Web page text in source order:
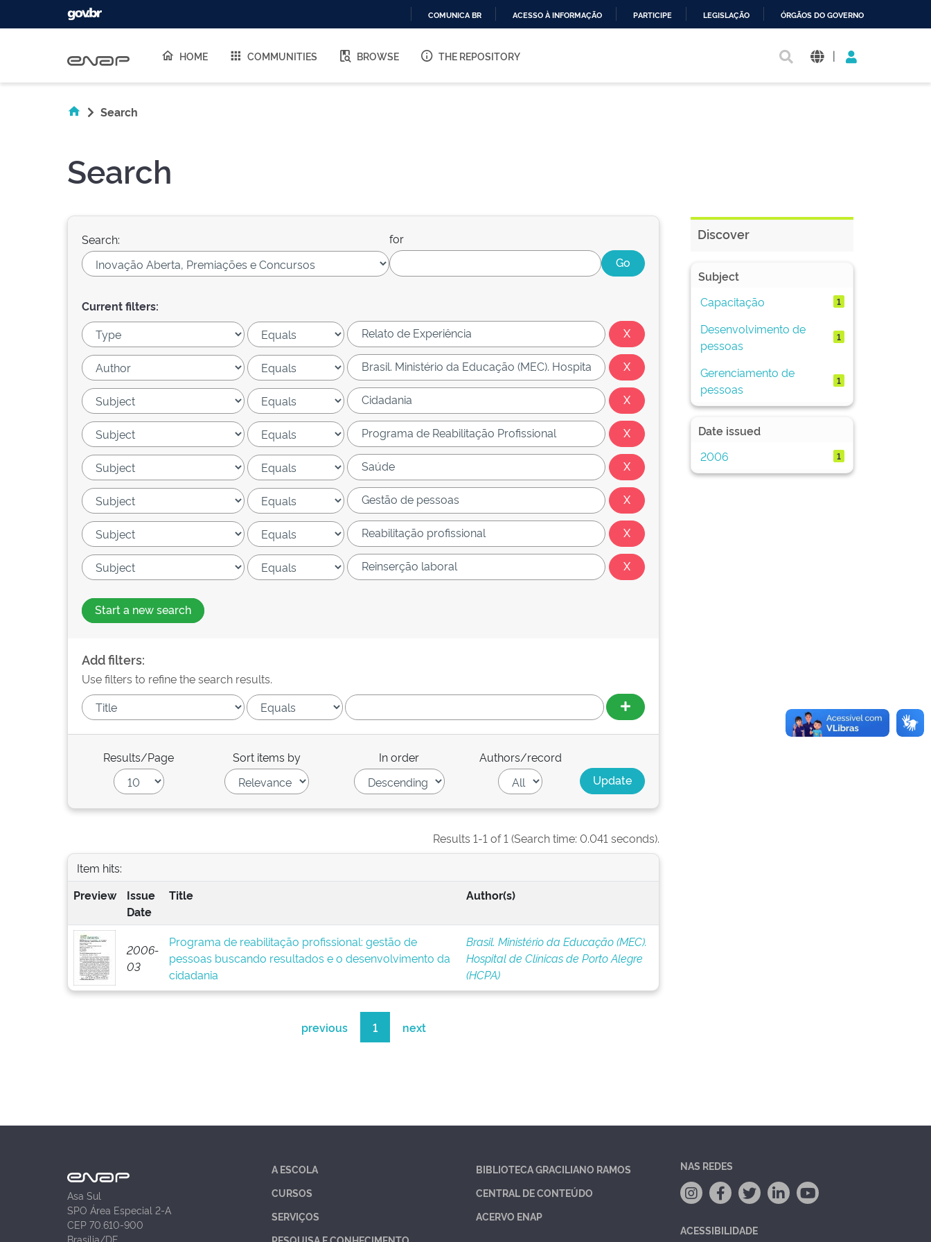
O
COMUNICA BR ACESSO À INFORMAÇÃO PARTICIPE LEGISLAÇÃO ÓRGÃOS DO GOVERNO
HOME COMMUNITIES BROWSE THE REPOSITORY |
Search
Search
Search: for
Current filters:
Start a new search
Add filters:
Use filters to refine the search results.
Results/Page Sort items by In order Authors/record
Results 1-1 of 1 (Search time: 0.041 seconds).
Item hits:
Preview
Issue
Date
Title Author(s)
2006-
03
Programa de reabilitação profissional: gestão de
pessoas buscando resultados e o desenvolvimento da
cidadania
Brasil. Ministério da Educação (MEC).
Hospital de Clínicas de Porto Alegre
(HCPA)
previous 1 next
Discover
Subject
Capacitação
1
Desenvolvimento de
pessoas
1
Gerenciamento de
pessoas
1
Date issued
2006
1
Asa Sul
SPO Área Especial 2-A
CEP 70.610-900
Brasília/DF
A ESCOLA
CURSOS
SERVIÇOS
BIBLIOTECA GRACILIANO RAMOS
CENTRAL DE CONTEÚDO
ACERVO ENAP
NAS REDES
ACESSIBILIDADE